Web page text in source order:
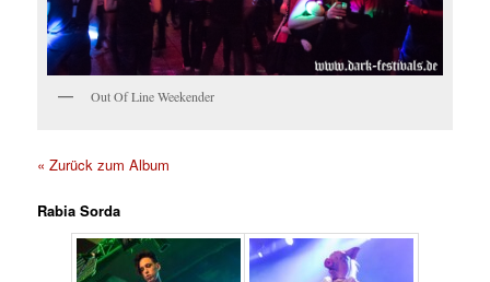
Out Of Line Weekender
« Zurück zum Album
Rabia Sorda